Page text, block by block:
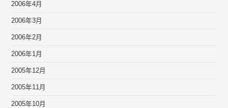
2006年4月
2006年3月
2006年2月
2006年1月
2005年12月
2005年11月
2005年10月